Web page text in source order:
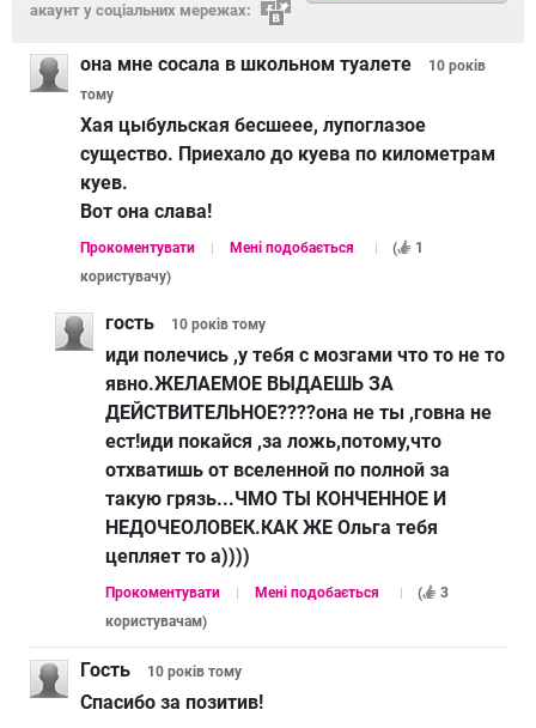
акаунт у соціальних мережах:
она мне сосала в школьном туалете
10 років
тому
Хая цыбульская бесшеее, лупоглазое
существо. Приехало до куева по километрам
куев.
Вот она слава!
Прокоментувати Мені подобається (
1
користувачу)
гость 10 років тому
иди полечись ,у тебя с мозгами что то не то
явно.ЖЕЛАЕМОЕ ВЫДАЕШЬ ЗА
ДЕЙСТВИТЕЛЬНОЕ????она не ты ,говна не
ест!иди покайся ,за ложь,потому,что
отхватишь от вселенной по полной за
такую грязь...ЧМО ТЫ КОНЧЕННОЕ И
НЕДОЧЕОЛОВЕК.КАК ЖЕ Ольга тебя
цепляет то а))))
Прокоментувати Мені подобається (
3
користувачам)
Гость 10 років тому
Спасибо за позитив!